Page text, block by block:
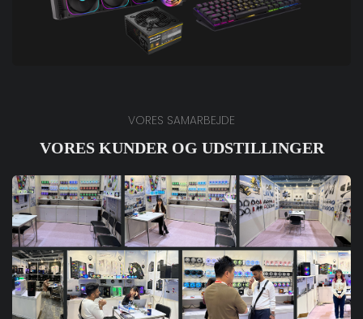
VORES SAMARBEJDE
VORES KUNDER OG UDSTILLINGER